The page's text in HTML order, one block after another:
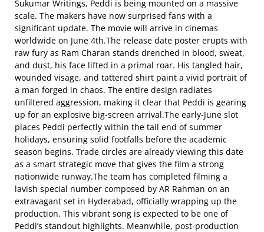
Sukumar Writings, Peddi is being mounted on a massive
scale. The makers have now surprised fans with a
significant update. The movie will arrive in cinemas
worldwide on June 4th.The release date poster erupts with
raw fury as Ram Charan stands drenched in blood, sweat,
and dust, his face lifted in a primal roar. His tangled hair,
wounded visage, and tattered shirt paint a vivid portrait of
a man forged in chaos. The entire design radiates
unfiltered aggression, making it clear that Peddi is gearing
up for an explosive big-screen arrival.The early-June slot
places Peddi perfectly within the tail end of summer
holidays, ensuring solid footfalls before the academic
season begins. Trade circles are already viewing this date
as a smart strategic move that gives the film a strong
nationwide runway.The team has completed filming a
lavish special number composed by AR Rahman on an
extravagant set in Hyderabad, officially wrapping up the
production. This vibrant song is expected to be one of
Peddi’s standout highlights. Meanwhile, post-production